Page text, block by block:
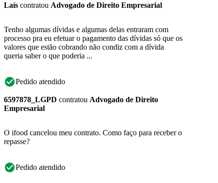
Laís contratou Advogado de Direito Empresarial
Tenho algumas dívidas e algumas delas entraram com
processo pra eu efetuar o pagamento das dívidas só que os
valores que estão cobrando não condiz com a dívida
queria saber o que poderia ...
Pedido atendido
6597878_LGPD contratou Advogado de Direito
Empresarial
O ifood cancelou meu contrato. Como faço para receber o
repasse?
Pedido atendido